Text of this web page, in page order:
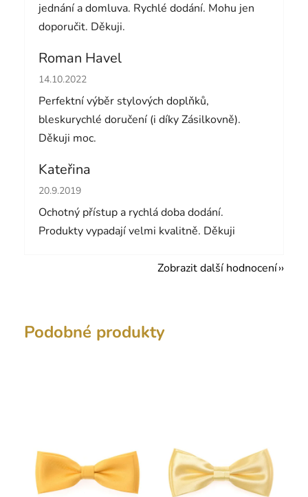
jednání a domluva. Rychlé dodání. Mohu jen
doporučit. Děkuji.
Roman Havel
Hodnocení obchodu je 5 z 5 hvězdiček.
14.10.2022
Perfektní výběr stylových doplňků,
bleskurychlé doručení (i díky Zásilkovně).
Děkuji moc.
Kateřina
Hodnocení obchodu je 5 z 5 hvězdiček.
20.9.2019
Ochotný přístup a rychlá doba dodání.
Produkty vypadají velmi kvalitně. Děkuji
Zobrazit další hodnocení
Podobné produkty